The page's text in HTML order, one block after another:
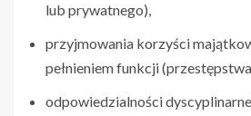
lub prywatnego),
przyjmowania korzyści
pełnieniem funkcji
odpowiedzialności